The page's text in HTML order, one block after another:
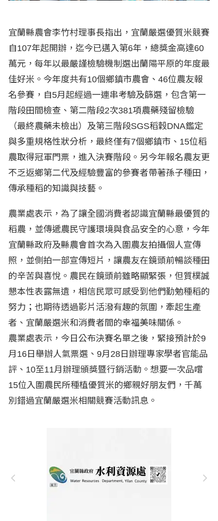
宜蘭縣農會李竹村理事長指出，宜蘭嚴選優質米競賽
自107年起開辦，迄今已邁入第6年，總獎金高達60
萬元，每年以最嚴謹檢驗機制選出蘭陽平原的年度最
佳好米。今年度共有10個鄉鎮市農會、46位農友報
名參賽，自5月起經過一連串考驗及篩選，包含第一
階段田間檢查、第二階段2次381項農藥殘留檢驗
（最終農藥未檢出）及第三階段SGS稻穀DNA鑑定
與多重規格性狀分析，最終僅有7個鄉鎮市、15位稻
農取得冠軍門票，進入決賽階段。另今年報名農友更
不乏返鄉第二代及經驗豐富的參賽者帶著孫子種田，
傳承種稻的知識與技藝。
農業處表示，為了讓全國消費者認識宜蘭縣最優質的
稻農，並傳遞農民守護環境與食品安全的心意，今年
宜蘭縣政府及縣農會首次為入圍農友拍攝個人宣傳
照，並側拍一部宣傳短片，讓農友在鏡頭前暢談種田
的辛苦與喜悅。農民在鏡頭前雖略顯緊張，但質樸誠
懇本性表露無遺，相信民眾可感受到他們勤勉種稻的
努力；也期待透過影片活潑有趣的氛圍，牽起生產
者、宜蘭嚴選米和消費者間的幸福美味關係。
農業處表示，今日公布決賽名單之後，緊接預計於9
月16日舉辦人氣票選、9月28日辦理專家學者官能品
評、10至11月辦理頒獎暨行銷活動。想要一次品嚐
15位入圍農民所種植優質米的鄉親好朋友們，千萬
別錯過宜蘭嚴選米相關競賽活動訊息。